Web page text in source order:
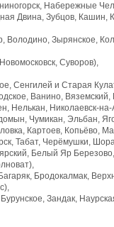
Набережные
Двина, Зубцов, Кашин,
Володино, Зырянское,
Суворов),
Сенгилей и Старая
Ванино, Вяземский,
Нелькан, Николаевск-
Чумикан, Эльбан,
Картоев, Копьёво,
Табат, Черёмушки,
Белый Яр
Бродокалмак,
Зандак,